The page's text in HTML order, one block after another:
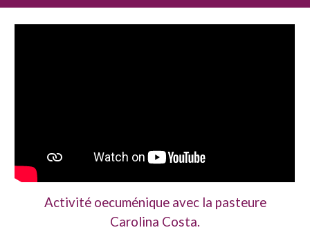
Activité oecuménique avec la pasteure
Carolina Costa.